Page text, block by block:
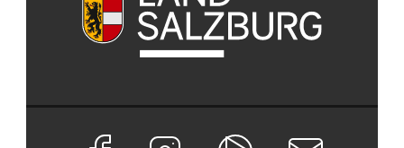
Facebook Seite von Land Salzburg
Instagram Seite von Land Salzburg
Salzburg ONNewsletter